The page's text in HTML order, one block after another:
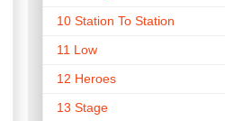
10 Station To Station
11 Low
12 Heroes
13 Stage